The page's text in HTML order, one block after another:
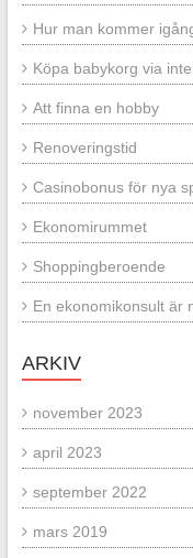
Hur man kommer
Köpa babykorg via
Att finna en hobby
Renoveringstid
Casinobonus för nya
Ekonomirummet
Shoppingberoende
En ekonomikonsult är
ARKIV
november 2023
april 2023
september 2022
mars 2019